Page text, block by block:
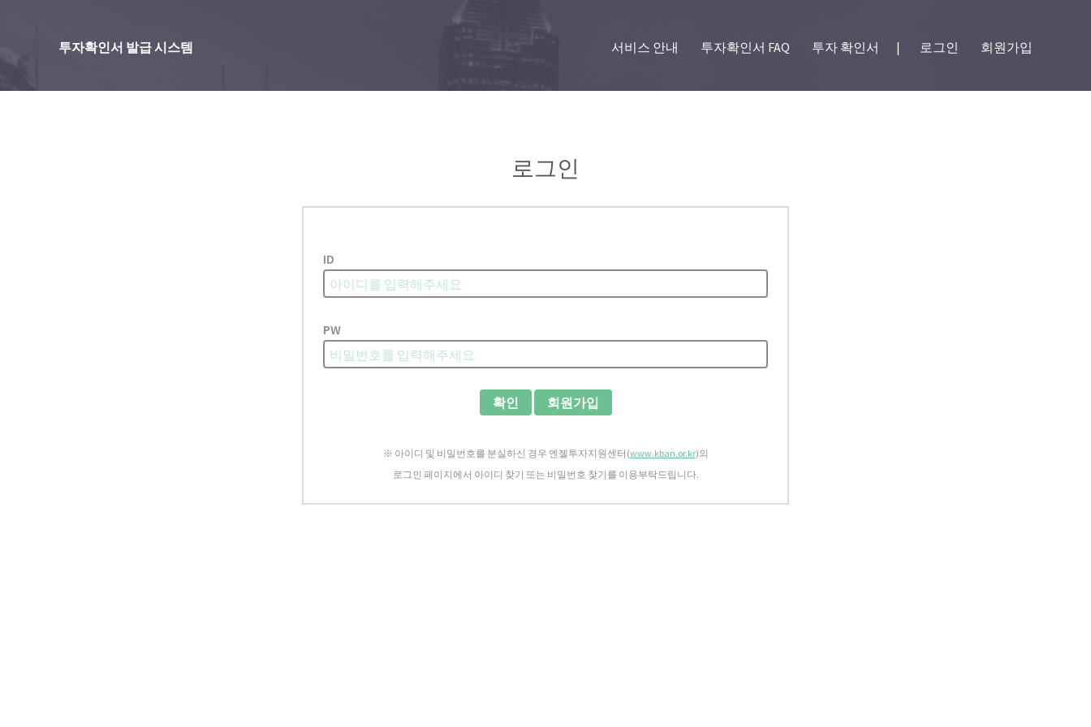
투자확인서 발급 시스템 서비스 안내 투자확인서 FAQ 투자 확인서 | 로그인 회원가입
로그인
ID
PW
확인 회원가입
※ 아이디 및 비밀번호를 분실하신 경우 엔젤투자지원센터(www.kban.or.kr)의
로그인 페이지에서 아이디 찾기 또는 비밀번호 찾기를 이용부탁드립니다.